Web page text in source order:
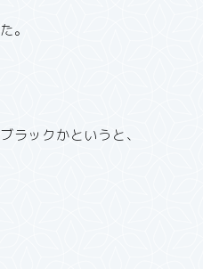
。
ラックかというと、